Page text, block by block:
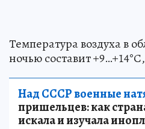
Температура воздуха в
ночью составит
Над СССР военные
пришельцев: как
искала и изучала